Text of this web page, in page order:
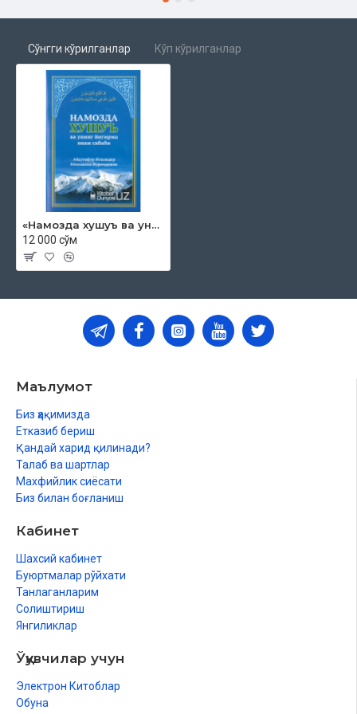
Сўнгги кўрилганлар Кўп кўрилганлар
«Намозда хушуъ ва унинг йигирма икки сабаби»
12 000 сўм
Маълумот
Биз ҳақимизда
Етказиб бериш
Қандай харид қилинади?
Талаб ва шартлар
Махфийлик сиёсати
Биз билан боғланиш
Кабинет
Шахсий кабинет
Буюртмалар рўйхати
Танлаганларим
Солиштириш
Янгиликлар
Ўқувчилар учун
Электрон Китоблар
Обуна